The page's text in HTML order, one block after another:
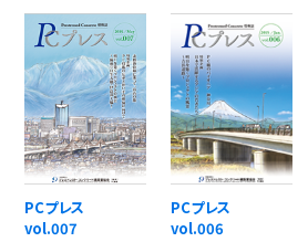
PCプレス
vol.007
PCプレス
vol.006